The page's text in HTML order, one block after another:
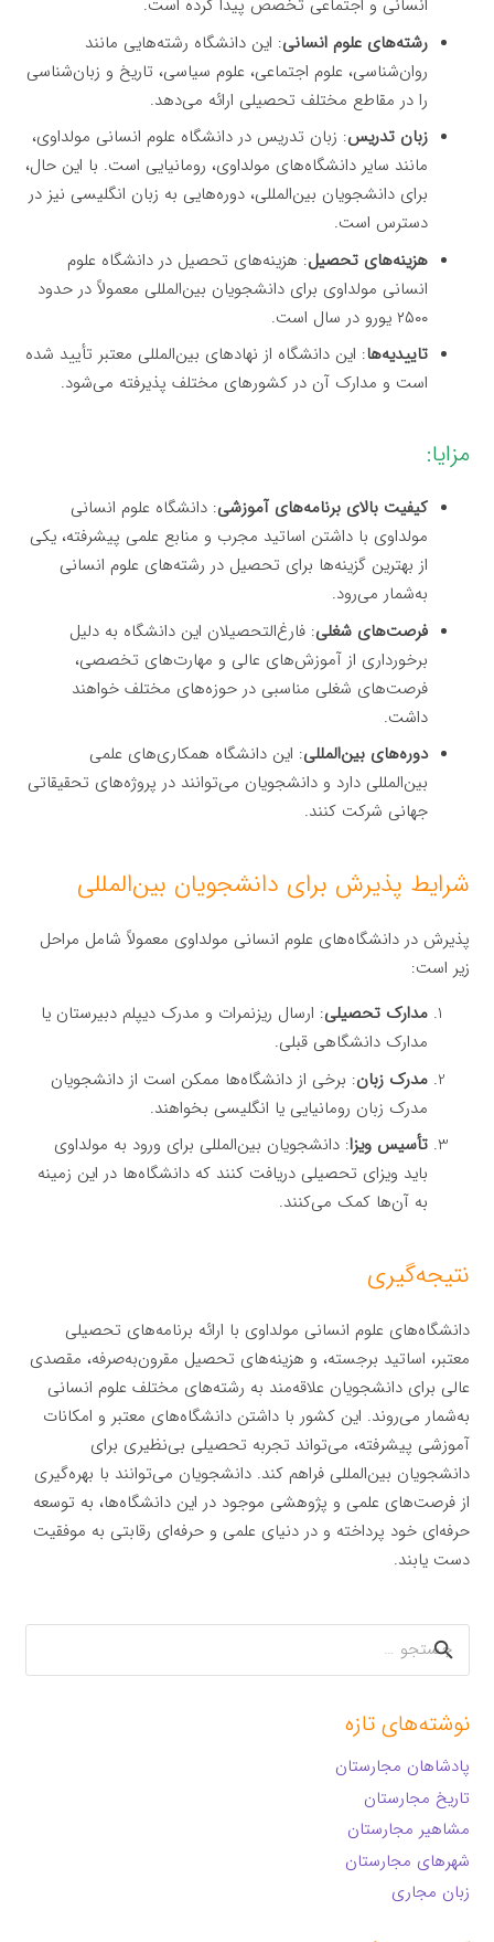
انسانی و اجتماعی تخصص پیدا کرده است.
رشته‌های علوم انسانی: این دانشگاه رشته‌هایی مانند
روان‌شناسی، علوم اجتماعی، علوم سیاسی، تاریخ و زبان‌شناسی
را در مقاطع مختلف تحصیلی ارائه می‌دهد.
زبان تدریس: زبان تدریس در دانشگاه علوم انسانی مولداوی،
مانند سایر دانشگاه‌های مولداوی، رومانیایی است. با این حال،
برای دانشجویان بین‌المللی، دوره‌هایی به زبان انگلیسی نیز در
دسترس است.
هزینه‌های تحصیل: هزینه‌های تحصیل در دانشگاه علوم
انسانی مولداوی برای دانشجویان بین‌المللی معمولاً در حدود
۲۵۰۰ یورو در سال است.
تاییدیه‌ها: این دانشگاه از نهادهای بین‌المللی معتبر تأیید شده
است و مدارک آن در کشورهای مختلف پذیرفته می‌شود.
مزایا:
کیفیت بالای برنامه‌های آموزشی: دانشگاه علوم انسانی
مولداوی با داشتن اساتید مجرب و منابع علمی پیشرفته، یکی
از بهترین گزینه‌ها برای تحصیل در رشته‌های علوم انسانی
به‌شمار می‌رود.
فرصت‌های شغلی: فارغ‌التحصیلان این دانشگاه به دلیل
برخورداری از آموزش‌های عالی و مهارت‌های تخصصی،
فرصت‌های شغلی مناسبی در حوزه‌های مختلف خواهند
داشت.
دوره‌های بین‌المللی: این دانشگاه همکاری‌های علمی
بین‌المللی دارد و دانشجویان می‌توانند در پروژه‌های تحقیقاتی
جهانی شرکت کنند.
شرایط پذیرش برای دانشجویان بین‌المللی
پذیرش در دانشگاه‌های علوم انسانی مولداوی معمولاً شامل مراحل
زیر است:
مدارک تحصیلی: ارسال ریزنمرات و مدرک دیپلم دبیرستان یا
مدارک دانشگاهی قبلی.
مدرک زبان: برخی از دانشگاه‌ها ممکن است از دانشجویان
مدرک زبان رومانیایی یا انگلیسی بخواهند.
تأسیس ویزا: دانشجویان بین‌المللی برای ورود به مولداوی
باید ویزای تحصیلی دریافت کنند که دانشگاه‌ها در این زمینه
به آن‌ها کمک می‌کنند.
نتیجه‌گیری
دانشگاه‌های علوم انسانی مولداوی با ارائه برنامه‌های تحصیلی
معتبر، اساتید برجسته، و هزینه‌های تحصیل مقرون‌به‌صرفه، مقصدی
عالی برای دانشجویان علاقه‌مند به رشته‌های مختلف علوم انسانی
به‌شمار می‌روند. این کشور با داشتن دانشگاه‌های معتبر و امکانات
آموزشی پیشرفته، می‌تواند تجربه تحصیلی بی‌نظیری برای
دانشجویان بین‌المللی فراهم کند. دانشجویان می‌توانند با بهره‌گیری
از فرصت‌های علمی و پژوهشی موجود در این دانشگاه‌ها، به توسعه
حرفه‌ای خود پرداخته و در دنیای علمی و حرفه‌ای رقابتی به موفقیت
دست یابند.
جستجو
برای:
نوشته‌های تازه
پادشاهان مجارستان
تاریخ مجارستان
مشاهیر مجارستان
شهرهای مجارستان
زبان مجاری